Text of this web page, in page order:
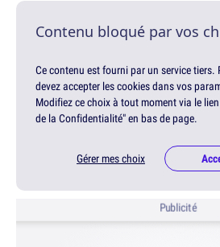
Contenu bloqué par vos
Ce contenu est fourni par un service tiers.
devez accepter les cookies dans vos
Modifiez ce choix à tout moment via le
de la Confidentialité" en bas de page.
Gérer mes choix
Publicité